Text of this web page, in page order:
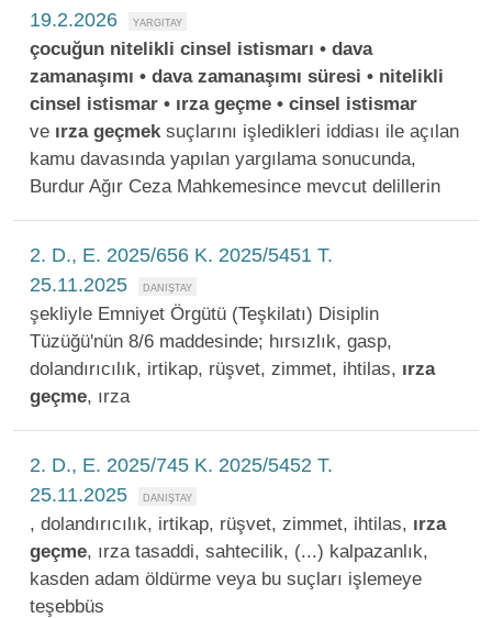
19.2.2026
çocuğun nitelikli cinsel istismarı • dava
zamanaşımı • dava zamanaşımı süresi • nitelikli
cinsel istismar • ırza geçme • cinsel istismar
ve ırza geçmek suçlarını işledikleri iddiası ile açılan
kamu davasında yapılan yargılama sonucunda,
Burdur Ağır Ceza Mahkemesince mevcut delillerin
2. D., E. 2025/656 K. 2025/5451 T.
25.11.2025
şekliyle Emniyet Örgütü (Teşkilatı) Disiplin
Tüzüğü'nün 8/6 maddesinde; hırsızlık, gasp,
dolandırıcılık, irtikap, rüşvet, zimmet, ihtilas, ırza
geçme, ırza
2. D., E. 2025/745 K. 2025/5452 T.
25.11.2025
, dolandırıcılık, irtikap, rüşvet, zimmet, ihtilas, ırza
geçme, ırza tasaddi, sahtecilik, (...) kalpazanlık,
kasden adam öldürme veya bu suçları işlemeye
teşebbüs